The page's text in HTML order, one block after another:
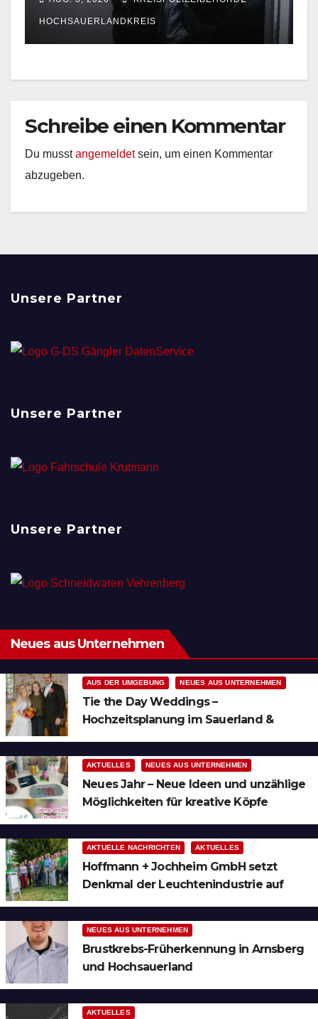
Waldstück
HOCHSAUERLANDKREIS
Schreibe einen Kommentar
Du musstangemeldetsein, um einen Kommentar
abzugeben.
Unsere Partner
Unsere Partner
Unsere Partner
Neues aus Unternehmen
AUS DER UMGEBUNG NEUES AUS UNTERNEHMEN
Tie the Day Weddings –
Hochzeitsplanung im Sauerland &
AKTUELLES NEUES AUS UNTERNEHMEN
Neues Jahr – Neue Ideen und unzählige
Möglichkeiten für kreative Köpfe
AKTUELLE NACHRICHTEN AKTUELLES
Hoffmann + Jochheim GmbH setzt
Denkmal der Leuchtenindustrie auf
NEUES AUS UNTERNEHMEN
Brustkrebs-Früherkennung in Arnsberg
und Hochsauerland
AKTUELLES